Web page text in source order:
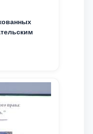
реформ и